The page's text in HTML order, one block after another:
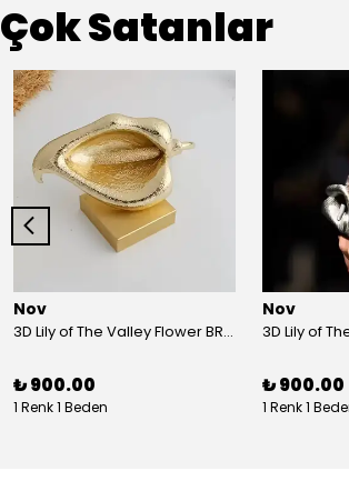
Çok Satanlar
Nov
3D Lily of The Valley Flower BRACELET G
₺ 900.00
1 Renk 1 Beden
Nov
₺ 900.00
1 Renk 1